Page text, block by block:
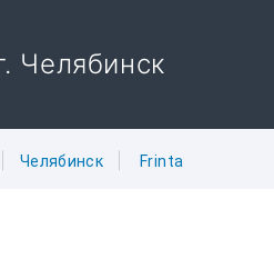
Челябинск
Челябинск Frinta